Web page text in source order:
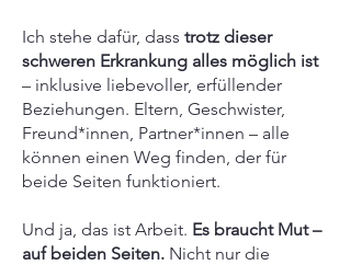
Ich stehe dafür, dass trotz dieser
schweren Erkrankung alles möglich ist
– inklusive liebevoller, erfüllender
Beziehungen. Eltern, Geschwister,
Freund*innen, Partner*innen – alle
können einen Weg finden, der für
beide Seiten funktioniert.
Und ja, das ist Arbeit. Es braucht Mut –
auf beiden Seiten. Nicht nur die